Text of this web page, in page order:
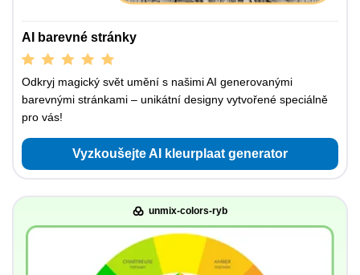
AI barevné stránky
Odkryj magický svět umění s našimi AI generovanými
barevnými stránkami – unikátní designy vytvořené speciálně
pro vás!
Vyzkoušejte AI kleurplaat generator
unmix-colors-ryb